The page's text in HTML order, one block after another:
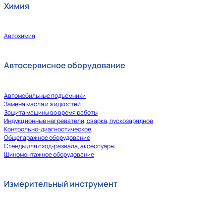
Химия
Автохимия
Автосервисное оборудование
Автомобильные подъемники
Замена масла и жидкостей
Защита машины во время работы
Индукционные нагреватели, сварка, пускозарядное
Контрольно-диагностическое
Общегаражное оборудование
Стенды для сход-развала, аксессуары
Шиномонтажное оборудование
Измерительный инструмент